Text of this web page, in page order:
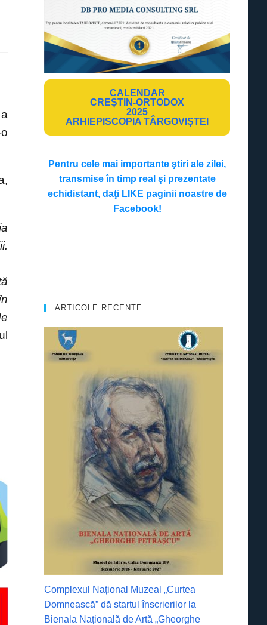
CALENDAR
CREȘTIN-ORTODOX
2025
ARHIEPISCOPIA TÂRGOVIȘTEI
Pentru cele mai importante ştiri ale zilei,
transmise în timp real şi prezentate
echidistant, daţi LIKE paginii noastre de
Facebook!
ARTICOLE RECENTE
Complexul Național Muzeal „Curtea
Domnească” dă startul înscrierilor la
Bienala Națională de Artă „Gheorghe